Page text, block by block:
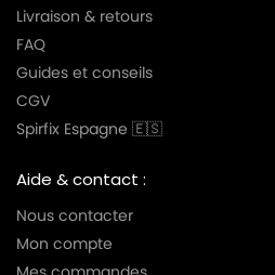
Livraison & retours
FAQ
Guides et conseils
CGV
Spirfix Espagne 🇪🇸
Aide & contact :
Nous contacter
Mon compte